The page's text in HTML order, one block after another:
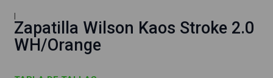
|
Zapatilla Wilson Kaos Stroke 2.0
WH/Orange